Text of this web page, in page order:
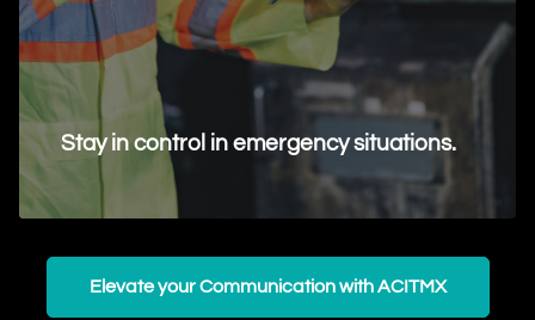
Stay in control in emergency situations.
Request Information
Elevate your Communication with ACITMX